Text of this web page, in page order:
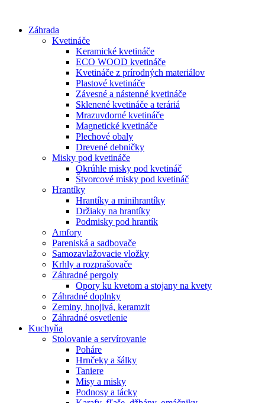
obsah
Záhrada
Kvetináče
Keramické kvetináče
ECO WOOD kvetináče
Kvetináče z prírodných materiálov
Plastové kvetináče
Závesné a nástenné kvetináče
Sklenené kvetináče a teráriá
Mrazuvdorné kvetináče
Magnetické kvetináče
Plechové obaly
Drevené debničky
Misky pod kvetináče
Okrúhle misky pod kvetináč
Štvorcové misky pod kvetináč
Hrantíky
Hrantíky a minihrantíky
Držiaky na hrantíky
Podmisky pod hrantík
Amfory
Pareniská a sadbovače
Samozavlažovacie vložky
Krhly a rozprašovače
Záhradné pergoly
Opory ku kvetom a stojany na kvety
Záhradné doplnky
Zeminy, hnojivá, keramzit
Záhradné osvetlenie
Kuchyňa
Stolovanie a servírovanie
Poháre
Hrnčeky a šálky
Taniere
Misy a misky
Podnosy a tácky